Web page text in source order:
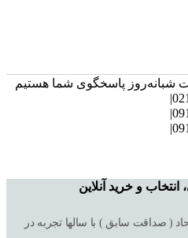
انتخاب و خرید آنلاین
( صداقت سابق ) با سالها تجربه در